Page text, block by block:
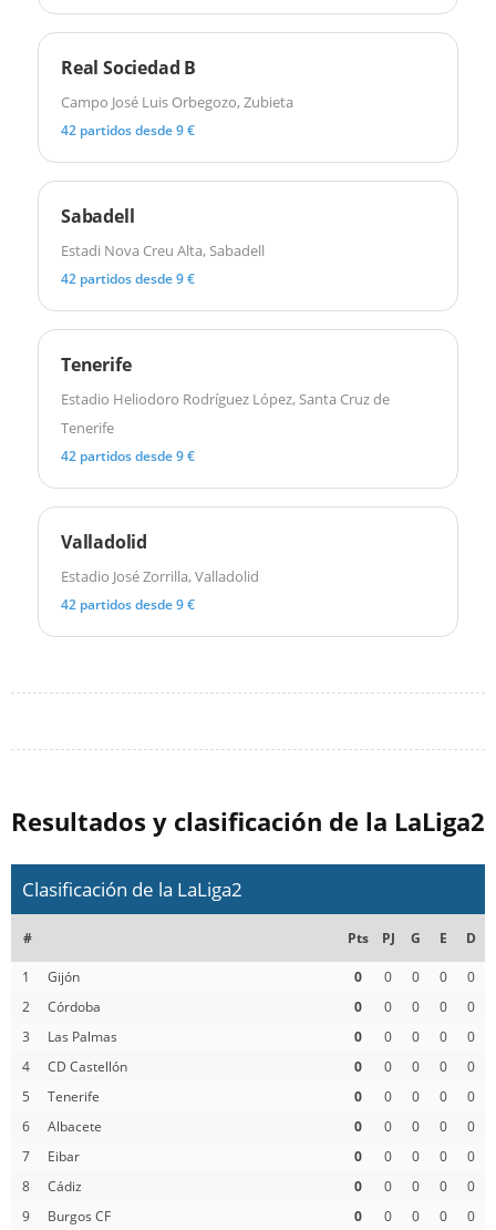
Real Sociedad B
Campo José Luis Orbegozo, Zubieta
42 partidos desde 9 €
Sabadell
Estadi Nova Creu Alta, Sabadell
42 partidos desde 9 €
Tenerife
Estadio Heliodoro Rodríguez López, Santa Cruz de
Tenerife
42 partidos desde 9 €
Valladolid
Estadio José Zorrilla, Valladolid
42 partidos desde 9 €
Resultados y clasificación de la LaLiga2
Clasificación de la LaLiga2
# Pts PJ G E D
1 Gijón 0 0 0 0
0
2
Córdoba 0 0 0 0
0
3
Las Palmas 0 0 0 0
0
4
CD Castellón 0 0 0 0
0
5
Tenerife 0 0 0 0
0
6
Albacete 0 0 0 0
0
7
Eibar 0 0 0 0
0
8
Cádiz 0 0 0 0
0
9
Burgos CF 0 0 0 0
0